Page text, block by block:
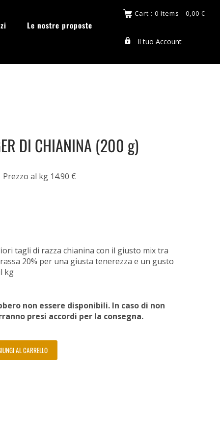
Le nostre proposte
Cart : 0 Items - 0,00 €
Il tuo Account
DI CHIANINA (200 g)
Prezzo al kg 14.90 €
tagli di razza chianina con il giusto mix tra
20% per una giusta tenerezza e un gusto
kg
non essere disponibili. In caso di non
presi accordi per la consegna.
AL CARRELLO